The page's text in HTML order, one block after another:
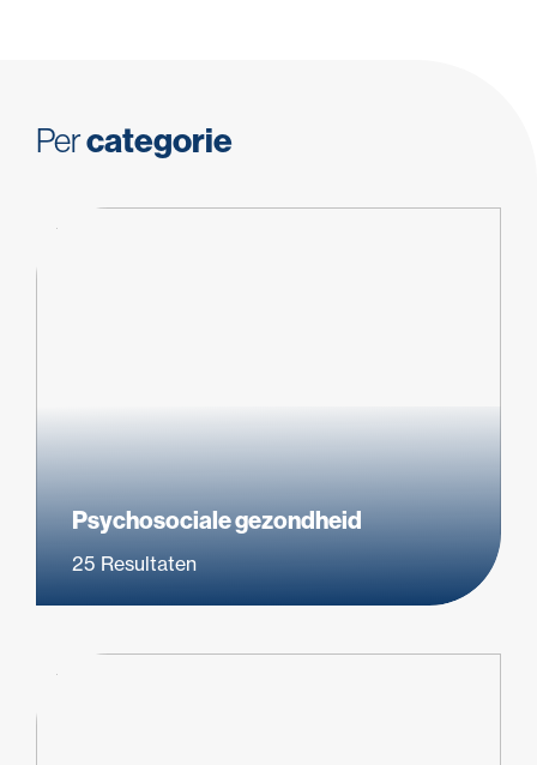
Percategorie
Psychosociale gezondheid
25 Resultaten